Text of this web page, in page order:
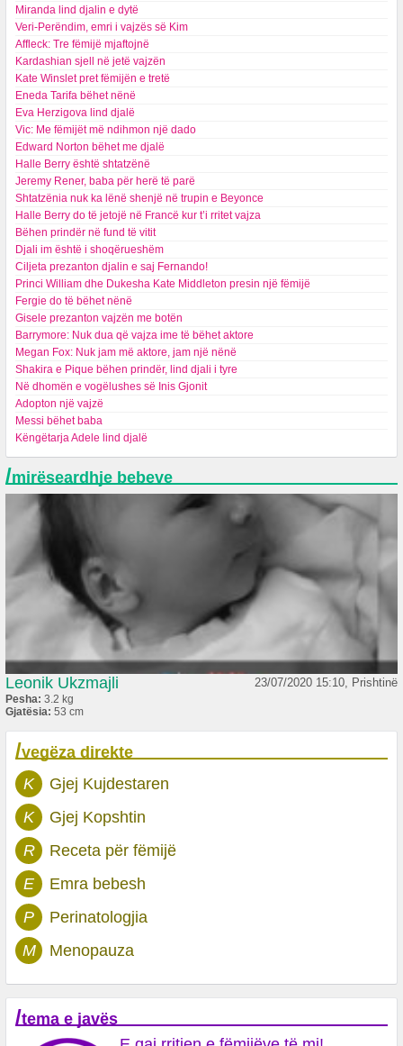
Miranda lind djalin e dytë
Veri-Perëndim, emri i vajzës së Kim
Affleck: Tre fëmijë mjaftojnë
Kardashian sjell në jetë vajzën
Kate Winslet pret fëmijën e tretë
Eneda Tarifa bëhet nënë
Eva Herzigova lind djalë
Vic: Me fëmijët më ndihmon një dado
Edward Norton bëhet me djalë
Halle Berry është shtatzënë
Jeremy Rener, baba për herë të parë
Shtatzënia nuk ka lënë shenjë në trupin e Beyonce
Halle Berry do të jetojë në Francë kur t’i rritet vajza
Bëhen prindër në fund të vitit
Djali im është i shoqërueshëm
Ciljeta prezanton djalin e saj Fernando!
Princi William dhe Dukesha Kate Middleton presin një fëmijë
Fergie do të bëhet nënë
Gisele prezanton vajzën me botën
Barrymore: Nuk dua që vajza ime të bëhet aktore
Megan Fox: Nuk jam më aktore, jam një nënë
Shakira e Pique bëhen prindër, lind djali i tyre
Në dhomën e vogëlushes së Inis Gjonit
Adopton një vajzë
Messi bëhet baba
Këngëtarja Adele lind djalë
/mirëseardhje bebeve
Leonik Ukzmajli 23/07/2020 15:10, Prishtinë
Pesha: 3.2 kg
Gjatësia: 53 cm
/vegëza direkte
K
Gjej Kujdestaren
K
Gjej Kopshtin
R
Receta për fëmijë
E
Emra bebesh
P
Perinatologjia
M
Menopauza
/tema e javës